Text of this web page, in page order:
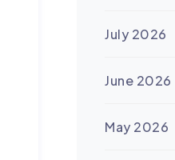
July 2026
June 2026
May 2026